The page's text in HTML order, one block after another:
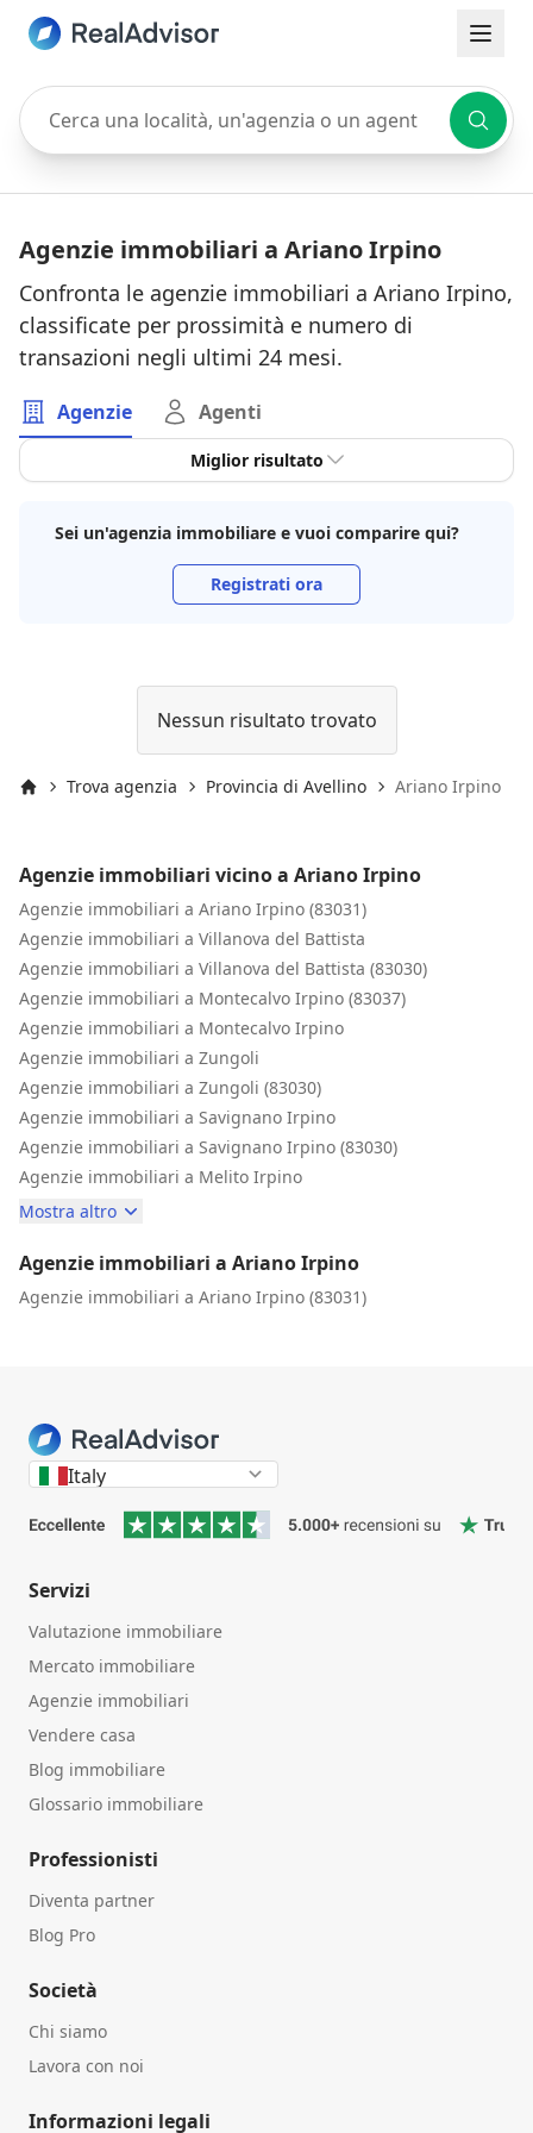
Cerca una località, un'agenzia o un agente
Agenzie immobiliari a Ariano Irpino
Confronta le agenzie immobiliari a Ariano Irpino,
classificate per prossimità e numero di
transazioni negli ultimi 24 mesi.
Agenzie Agenti
Miglior risultato
Sei un'agenzia immobiliare e vuoi comparire qui?
Registrati ora
Nessun risultato trovato
Trova agenzia Provincia di Avellino Ariano Irpino
Agenzie immobiliari vicino a Ariano Irpino
Agenzie immobiliari a Ariano Irpino (83031)
Agenzie immobiliari a Villanova del Battista
Agenzie immobiliari a Villanova del Battista (83030)
Agenzie immobiliari a Montecalvo Irpino (83037)
Agenzie immobiliari a Montecalvo Irpino
Agenzie immobiliari a Zungoli
Agenzie immobiliari a Zungoli (83030)
Agenzie immobiliari a Savignano Irpino
Agenzie immobiliari a Savignano Irpino (83030)
Agenzie immobiliari a Melito Irpino
Mostra altro
Agenzie immobiliari a Ariano Irpino
Agenzie immobiliari a Ariano Irpino (83031)
Italy
Servizi
Valutazione immobiliare
Mercato immobiliare
Agenzie immobiliari
Vendere casa
Blog immobiliare
Glossario immobiliare
Professionisti
Diventa partner
Blog Pro
Società
Chi siamo
Lavora con noi
Informazioni legali